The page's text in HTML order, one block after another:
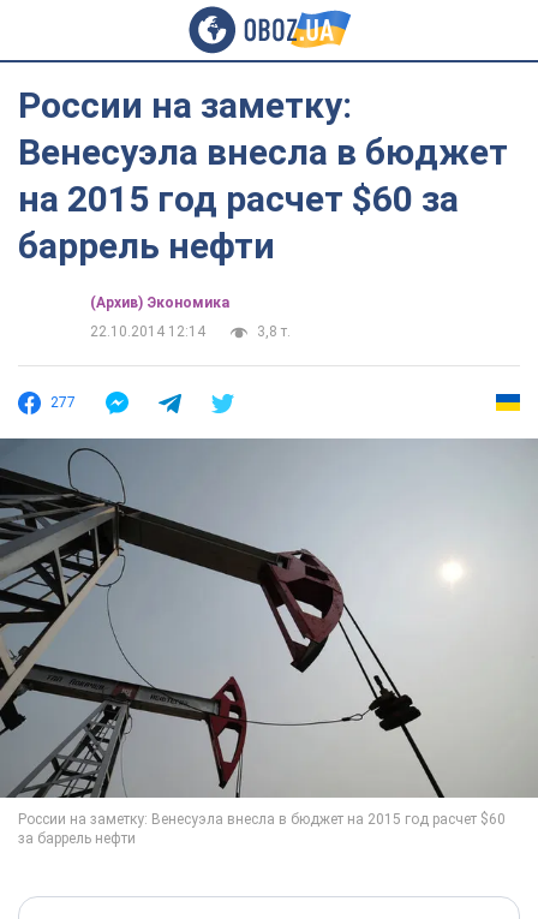
России на заметку:
Венесуэла внесла в бюджет
на 2015 год расчет $60 за
баррель нефти
(Архив) Экономика
22.10.2014 12:14
3,8 т.
277